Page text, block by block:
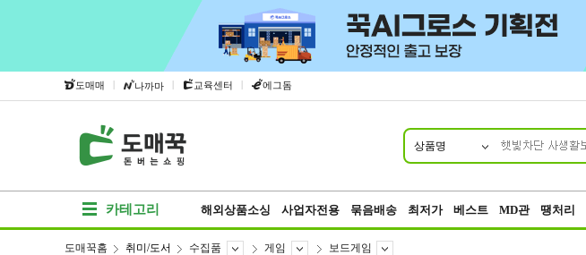
도매매 | 나까마 | 교육센터 | 에그돔
상품명
카테고리 해외상품소싱 사업자전용 묶음배송 최저가 베스트 MD관 땡처리
도매꾹홈 취미/도서 수집품 게임 보드게임